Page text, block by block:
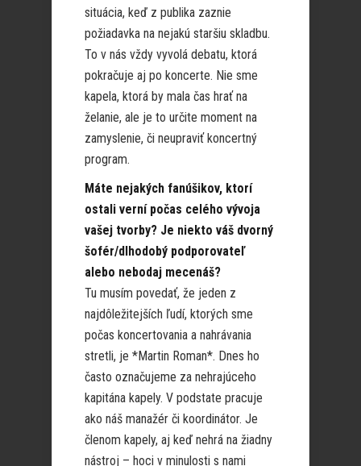
situácia, keď z publika zaznie
požiadavka na nejakú staršiu skladbu.
To v nás vždy vyvolá debatu, ktorá
pokračuje aj po koncerte. Nie sme
kapela, ktorá by mala čas hrať na
želanie, ale je to určite moment na
zamyslenie, či neupraviť koncertný
program.
Máte nejakých fanúšikov, ktorí
ostali verní počas celého vývoja
vašej tvorby? Je niekto váš dvorný
šofér/dlhodobý podporovateľ
alebo nebodaj mecenáš?
Tu musím povedať, že jeden z
najdôležitejších ľudí, ktorých sme
počas koncertovania a nahrávania
stretli, je *Martin Roman*. Dnes ho
často označujeme za nehrajúceho
kapitána kapely. V podstate pracuje
ako náš manažér či koordinátor. Je
členom kapely, aj keď nehrá na žiadny
nástroj – hoci v minulosti s nami